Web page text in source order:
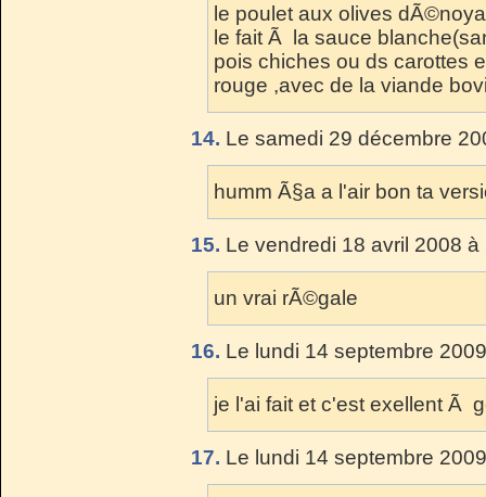
le poulet aux olives
le fait Ã la sauce
pois chiches ou ds carottes
rouge ,avec de la viande
14. Le samedi 29 décembre
humm Ã§a a l'air bon ta
15. Le vendredi 18 avril 2008
un vrai rÃ©gale
16. Le lundi 14 septembre
je l'ai fait et c'est exellent Ã
17. Le lundi 14 septembre